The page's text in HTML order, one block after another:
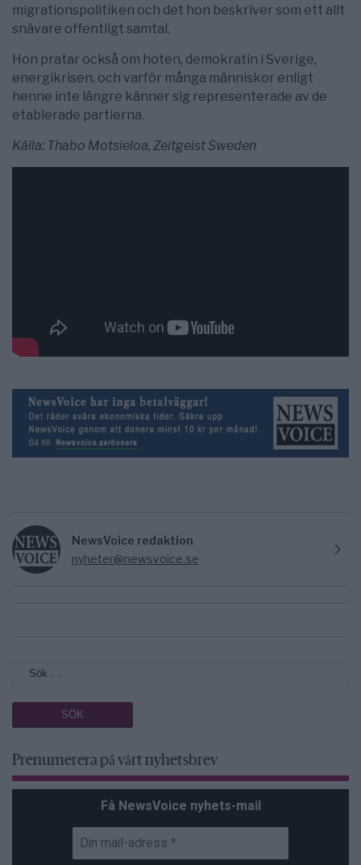
migrationspolitiken och det hon beskriver som ett allt
snävare offentligt samtal.
Hon pratar också om hoten, demokratin i Sverige,
energikrisen, och varför många människor enligt
henne inte längre känner sig representerade av de
etablerade partierna.
Källa: Thabo Motsieloa, Zeitgeist Sweden
NewsVoice redaktion
nyheter@newsvoice.se
Prenumerera på vårt nyhetsbrev
Få NewsVoice nyhets-mail